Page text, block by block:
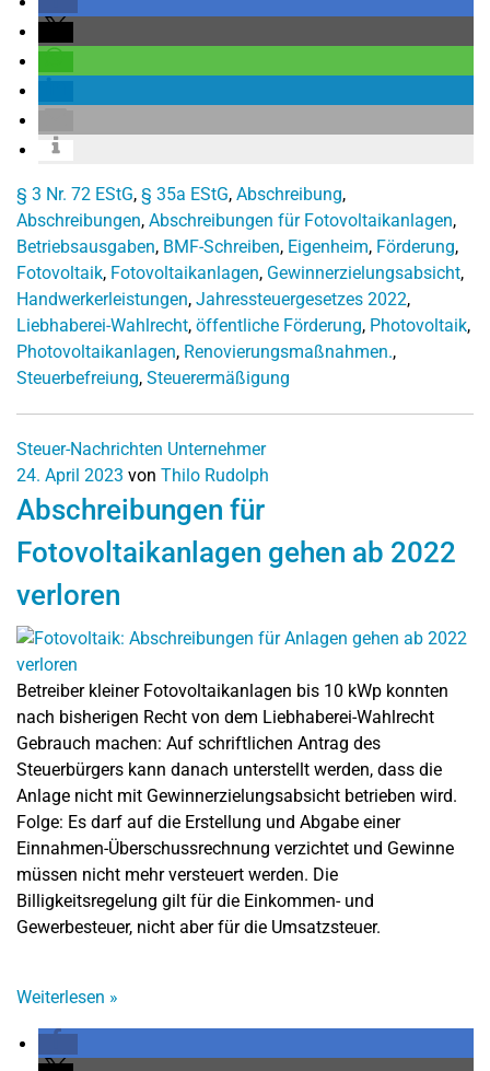
§ 3 Nr. 72 EStG, § 35a EStG, Abschreibung,
Abschreibungen, Abschreibungen für Fotovoltaikanlagen,
Betriebsausgaben, BMF-Schreiben, Eigenheim, Förderung,
Fotovoltaik, Fotovoltaikanlagen, Gewinnerzielungsabsicht,
Handwerkerleistungen, Jahressteuergesetzes 2022,
Liebhaberei-Wahlrecht, öffentliche Förderung, Photovoltaik,
Photovoltaikanlagen, Renovierungsmaßnahmen.,
Steuerbefreiung, Steuerermäßigung
Steuer-Nachrichten Unternehmer
24. April 2023 von Thilo Rudolph
Abschreibungen für
Fotovoltaikanlagen gehen ab 2022
verloren
Betreiber kleiner Fotovoltaikanlagen bis 10 kWp konnten
nach bisherigen Recht von dem Liebhaberei-Wahlrecht
Gebrauch machen: Auf schriftlichen Antrag des
Steuerbürgers kann danach unterstellt werden, dass die
Anlage nicht mit Gewinnerzielungsabsicht betrieben wird.
Folge: Es darf auf die Erstellung und Abgabe einer
Einnahmen-Überschussrechnung verzichtet und Gewinne
müssen nicht mehr versteuert werden. Die
Billigkeitsregelung gilt für die Einkommen- und
Gewerbesteuer, nicht aber für die Umsatzsteuer.
Weiterlesen »